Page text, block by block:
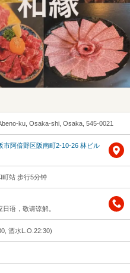
ku, Osaka-shi, Osaka, 545-0021
市阿倍野区阪南町2-10-26 林ビル
町站 步行5分钟
语，敬请谅解。
酒水L.O.22:30)